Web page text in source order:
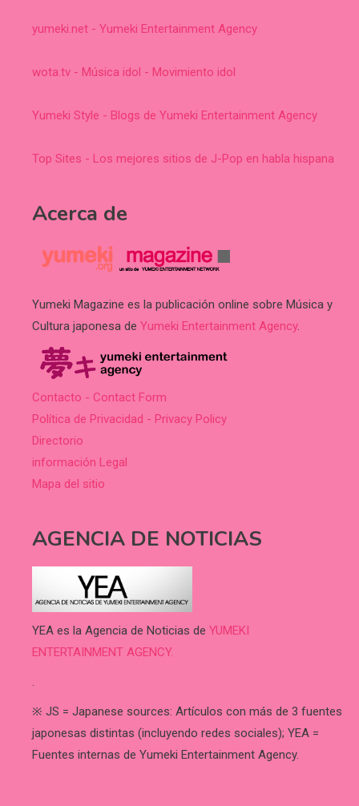
yumeki.net - Yumeki Entertainment Agency
wota.tv - Música idol - Movimiento idol
Yumeki Style - Blogs de Yumeki Entertainment Agency
Top Sites - Los mejores sitios de J-Pop en habla hispana
Acerca de
Yumeki Magazine es la publicación online sobre Música y
Cultura japonesa de Yumeki Entertainment Agency.
Contacto - Contact Form
Política de Privacidad - Privacy Policy
Directorio
información Legal
Mapa del sitio
AGENCIA DE NOTICIAS
YEA es la Agencia de Noticias de YUMEKI
ENTERTAINMENT AGENCY.
.
※ JS = Japanese sources: Artículos con más de 3 fuentes
japonesas distintas (incluyendo redes sociales); YEA =
Fuentes internas de Yumeki Entertainment Agency.